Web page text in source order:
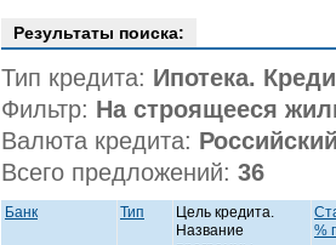
Результаты поиска:
Тип кредита: Ипотека.
Фильтр: На строящееся
Валюта кредита:
Всего предложений: 36
Банк Тип
Цель кредита.
Название
%